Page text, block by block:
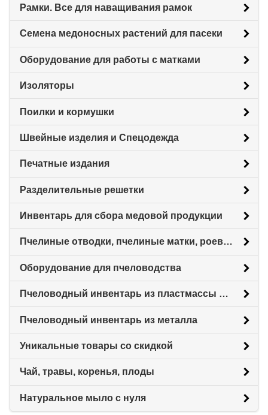
Рамки. Все для наващивания рамок
Семена медоносных растений для пасеки
Оборудование для работы с матками
Изоляторы
Поилки и кормушки
Швейные изделия и Спецодежда
Печатные издания
Разделительные решетки
Инвентарь для сбора медовой продукции
Пчелиные отводки, пчелиные матки, роевни
Оборудование для пчеловодства
Пчеловодный инвентарь из пластмассы для пасеки
Пчеловодный инвентарь из металла
Уникальные товары со скидкой
Чай, травы, коренья, плоды
Натуральное мыло с нуля